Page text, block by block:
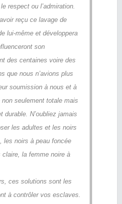
respect ou l’admiration.
reçu ce lavage de
lui-même et développera
son
des centaines voire des
que nous n’avions plus
soumission à nous et à
seulement totale mais
durable. N’oubliez jamais
les adultes et les noirs
les noirs à peau foncée
la femme noire à
ces solutions sont les
à contrôler vos esclaves.